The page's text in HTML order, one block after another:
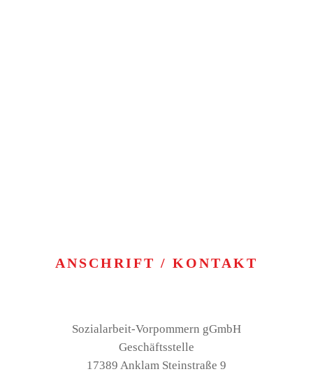
ANSCHRIFT / KONTAKT
Sozialarbeit-Vorpommern gGmbH
Geschäftsstelle
17389 Anklam Steinstraße 9